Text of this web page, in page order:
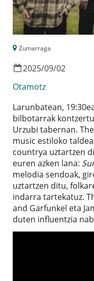
Zumarraga
2025/09/02
Otamotz
Larunbatean,
bilbotarrak
Urzubi tabernan.
music estiloko
countrya uztartzen
euren azken lana:
melodia sendoak,
uztartzen ditu,
indarra tartekatuz.
and Garfunkel eta
duten influentzia